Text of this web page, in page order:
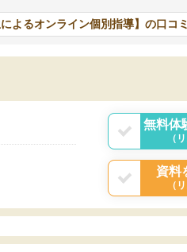
間を使って進められる
れであれば自学自習で
分からず辞めること
ツーマン指
しいオリジ
と感じまし
よるオンライン個別指導】の口コ
無料体
（
資料
（